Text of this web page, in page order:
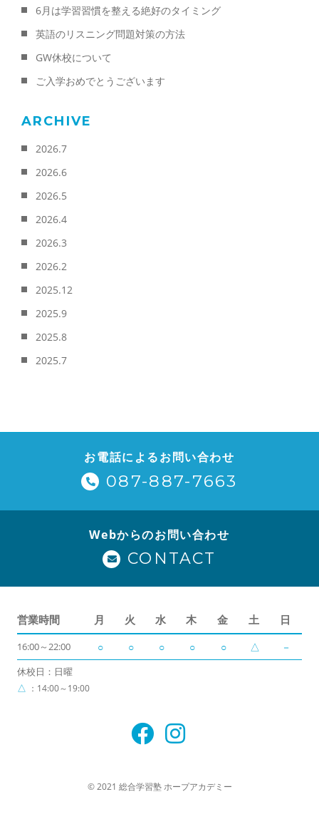
6月は学習習慣を整える絶好のタイミング
英語のリスニング問題対策の方法
GW休校について
ご入学おめでとうございます
ARCHIVE
2026.7
2026.6
2026.5
2026.4
2026.3
2026.2
2025.12
2025.9
2025.8
2025.7
お電話によるお問い合わせ
087-887-7663
Webからのお問い合わせ
CONTACT
営業時間 月 火 水 木 金 土 日
16:00～22:00 ○ ○ ○ ○ ○ △ －
休校日：日曜
△ ：14:00～19:00
© 2021 総合学習塾 ホープアカデミー